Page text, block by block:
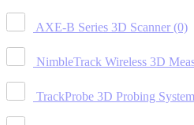
AXE-B Series 3D Scanner (0)
NimbleTrack Wireless 3D
TrackProbe 3D Probing System